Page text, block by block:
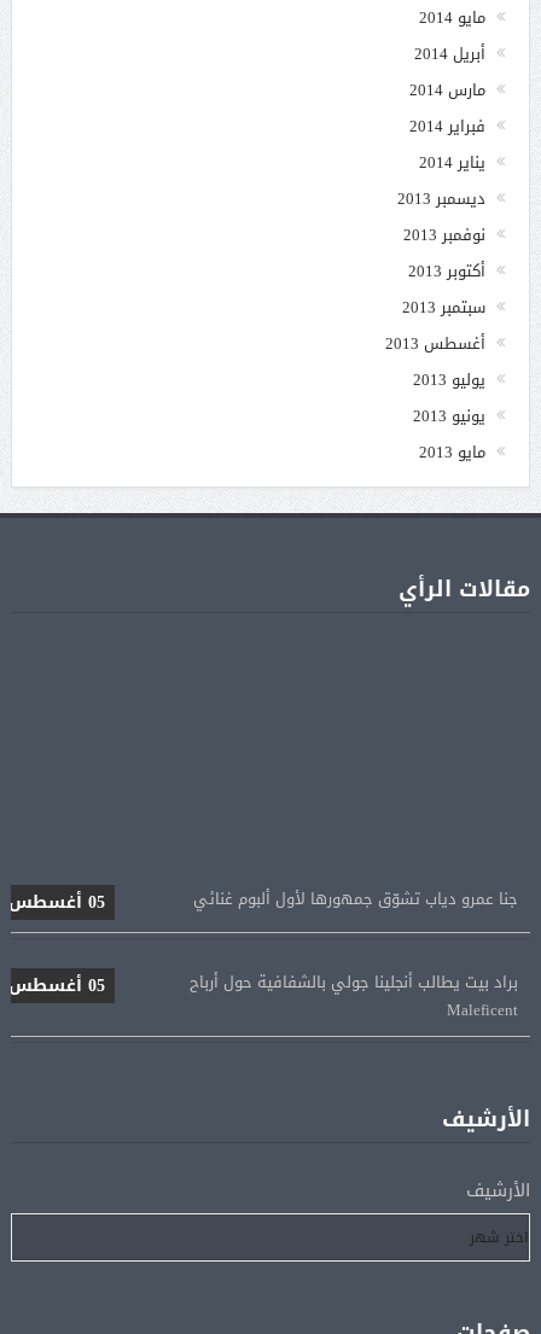
مايو 2014
أبريل 2014
مارس 2014
فبراير 2014
يناير 2014
ديسمبر 2013
نوفمبر 2013
أكتوبر 2013
سبتمبر 2013
أغسطس 2013
يوليو 2013
يونيو 2013
مايو 2013
مقالات الرأي
Maleficent
لإتمام انتقاله إلى طرابزون سبور
05 أغسطس
رسميًا.. انطلاق الدورى الممتاز 21 أغسطس.. وقمة الزمالك
الأرشيف
الأرشيف